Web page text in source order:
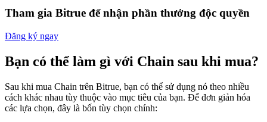
Tham gia Bitrue để nhận phần thưởng độc quyền
Đăng ký ngay
Bạn có thể làm gì với Chain sau khi mua?
Sau khi mua Chain trên Bitrue, bạn có thể sử dụng nó theo nhiều
cách khác nhau tùy thuộc vào mục tiêu của bạn. Để đơn giản hóa
các lựa chọn, đây là bốn tùy chọn chính: